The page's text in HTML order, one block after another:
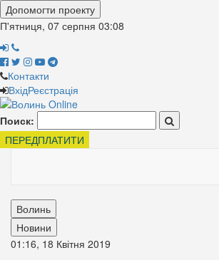
Допомогти проекту
П'ятниця, 07 серпня 03:08
Контакти
ВхідРеєстрація
Поиск:
ПЕРЕДПЛАТИТИ
Волинь
Новини
01:16, 18 Квітня 2019